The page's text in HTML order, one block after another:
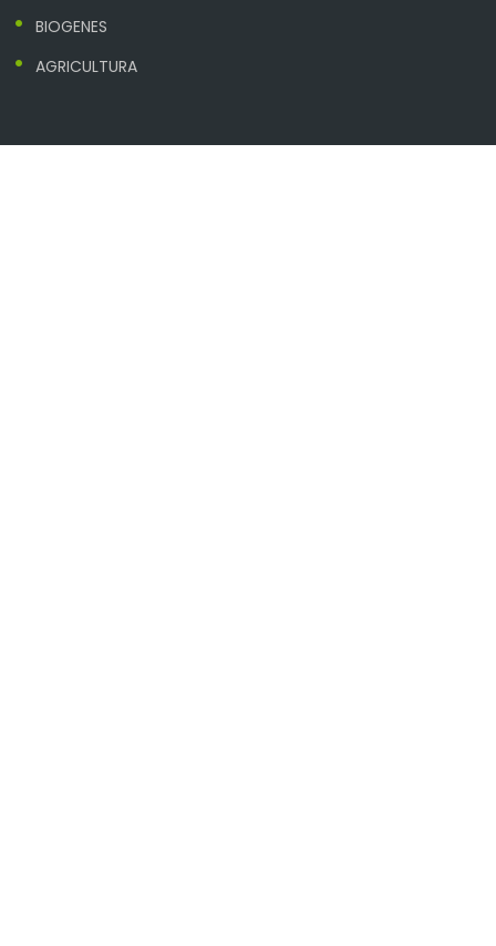
BIOGENES
AGRICULTURA